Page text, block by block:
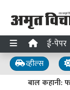
ई-पेपर
व्हील्स
बाल कहानी: